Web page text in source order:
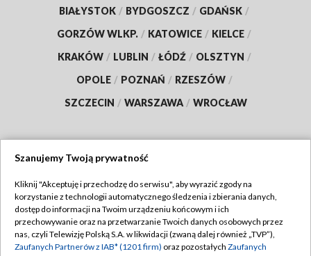
BIAŁYSTOK / BYDGOSZCZ / GDAŃSK /
GORZÓW WLKP. / KATOWICE / KIELCE /
KRAKÓW / LUBLIN / ŁÓDŹ / OLSZTYN /
OPOLE / POZNAŃ / RZESZÓW /
SZCZECIN / WARSZAWA / WROCŁAW
TVP
Abonament TVP
Emisja w TVP
Regulamin TVP
Polityka prywatności
Szanujemy Twoją prywatność
Kliknij "Akceptuję i przechodzę do serwisu", aby wyrazić zgody na
korzystanie z technologii automatycznego śledzenia i zbierania danych,
dostęp do informacji na Twoim urządzeniu końcowym i ich
przechowywanie oraz na przetwarzanie Twoich danych osobowych przez
nas, czyli Telewizję Polską S.A. w likwidacji (zwaną dalej również „TVP”),
Zaufanych Partnerów z IAB* (1201 firm) oraz pozostałych Zaufanych